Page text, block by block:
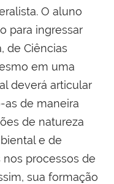
O aluno
para ingressar
de Ciências
em uma
deverá articular
as de maneira
de natureza
e de
processos de
sua formação